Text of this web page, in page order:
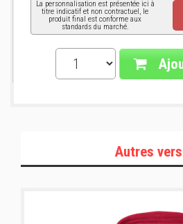
La personnalisation est présentée ici à
titre indicatif et non contractuel, le
produit final est conforme aux
standards du marché.
Autres